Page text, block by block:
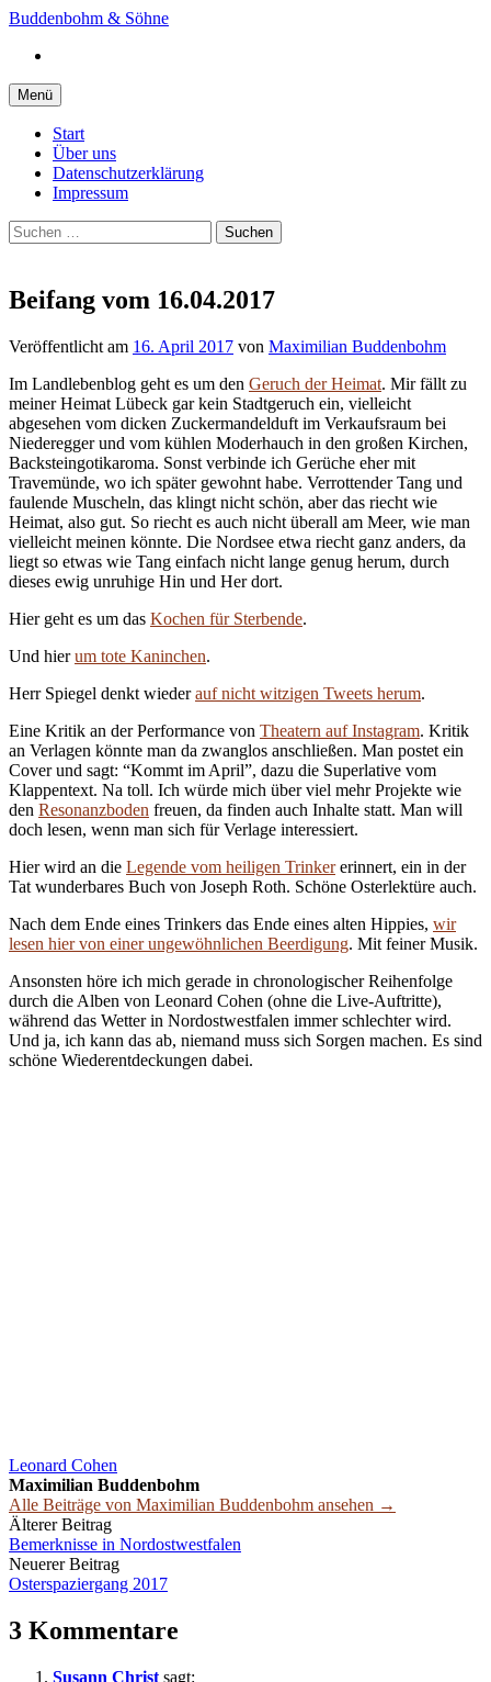
Springe
Inhalt
Buddenbohm & Söhne
Menü
Start
Über uns
Datenschutzerklärung
Impressum
Suchen
nach:
Beifang vom 16.04.2017
Veröffentlicht am 16. April 2017 von Maximilian Buddenbohm
Im Landlebenblog geht es um den Geruch der Heimat. Mir fällt zu
meiner Heimat Lübeck gar kein Stadtgeruch ein, vielleicht
abgesehen vom dicken Zuckermandelduft im Verkaufsraum bei
Niederegger und vom kühlen Moderhauch in den großen Kirchen,
Backsteingotikaroma. Sonst verbinde ich Gerüche eher mit
Travemünde, wo ich später gewohnt habe. Verrottender Tang und
faulende Muscheln, das klingt nicht schön, aber das riecht wie
Heimat, also gut. So riecht es auch nicht überall am Meer, wie man
vielleicht meinen könnte. Die Nordsee etwa riecht ganz anders, da
liegt so etwas wie Tang einfach nicht lange genug herum, durch
dieses ewig unruhige Hin und Her dort.
Hier geht es um das Kochen für Sterbende.
Und hierum tote Kaninchen.
Herr Spiegel denkt wiederauf nicht witzigen Tweets herum.
Eine Kritik an der Performance von Theatern auf Instagram. Kritik
an Verlagen könnte man da zwanglos anschließen. Man postet ein
Cover und sagt: “Kommt im April”, dazu die Superlative vom
Klappentext. Na toll. Ich würde mich über viel mehr Projekte wie
den Resonanzboden freuen, da finden auch Inhalte statt. Man will
doch lesen, wenn man sich für Verlage interessiert.
Hier wird an die Legende vom heiligen Trinkererinnert, ein in der
Tat wunderbares Buch von Joseph Roth. Schöne Osterlektüre auch.
Nach dem Ende eines Trinkers das Ende eines alten Hippies, wir
lesen hier von einer ungewöhnlichen Beerdigung. Mit feiner Musik.
Ansonsten höre ich mich gerade in chronologischer Reihenfolge
durch die Alben von Leonard Cohen (ohne die Live-Auftritte),
während das Wetter in Nordostwestfalen immer schlechter wird.
Und ja, ich kann das ab, niemand muss sich Sorgen machen. Es sind
schöne Wiederentdeckungen dabei.
Leonard Cohen
Maximilian Buddenbohm
Alle Beiträge von Maximilian Buddenbohm ansehen →
Beitrags-
Navigation
Älterer Beitrag
Bemerknisse in Nordostwestfalen
Neuerer Beitrag
Osterspaziergang 2017
3 Kommentare
Susann Christ sagt: